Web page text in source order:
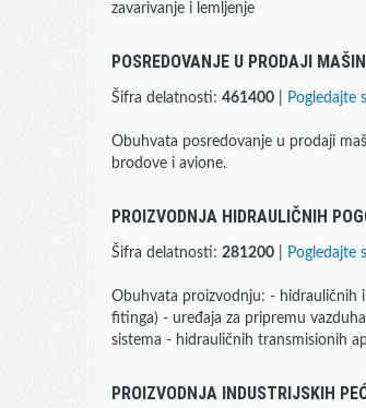
zavarivanje i lemljenje
POSREDOVANJE U PRODAJI
Šifra delatnosti: 461400 Pogledajte
Obuhvata posredovanje u prodaji
brodove i avione.
PROIZVODNJA HIDRAULIČNIH
Šifra delatnosti: 281200 Pogledajte
Obuhvata proizvodnju: - hidrauličnih
fitinga) - uređaja za pripremu
sistema - hidrauličnih transmisionih
PROIZVODNJA INDUSTRIJSKIH